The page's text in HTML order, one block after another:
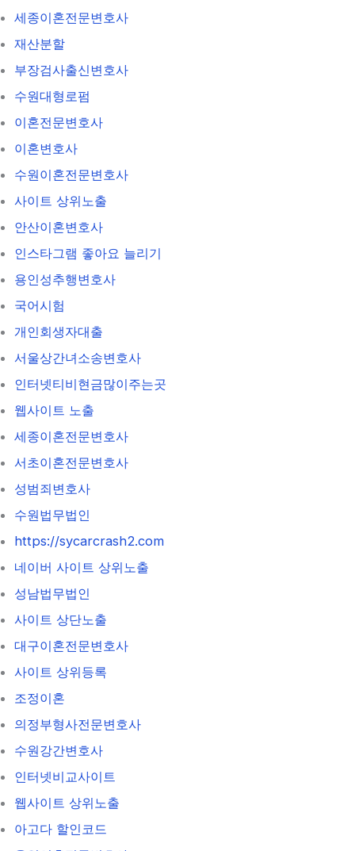
세종이혼전문변호사
재산분할
부장검사출신변호사
수원대형로펌
이혼전문변호사
이혼변호사
수원이혼전문변호사
사이트 상위노출
안산이혼변호사
인스타그램 좋아요 늘리기
용인성추행변호사
국어시험
개인회생자대출
서울상간녀소송변호사
인터넷티비현금많이주는곳
웹사이트 노출
세종이혼전문변호사
서초이혼전문변호사
성범죄변호사
수원법무법인
https://sycarcrash2.com
네이버 사이트 상위노출
성남법무법인
사이트 상단노출
대구이혼전문변호사
사이트 상위등록
조정이혼
의정부형사전문변호사
수원강간변호사
인터넷비교사이트
웹사이트 상위노출
아고다 할인코드